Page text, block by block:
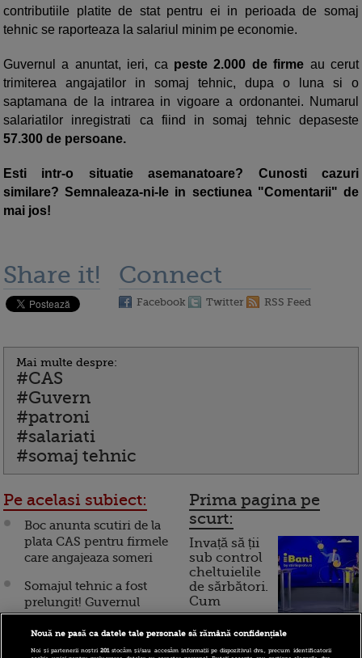
contributiile platite de stat pentru ei in perioada de somaj
tehnic se raporteaza la salariul minim pe economie.
Guvernul a anuntat, ieri, ca peste 2.000 de firme au cerut
trimiterea angajatilor in somaj tehnic, dupa o luna si o
saptamana de la intrarea in vigoare a ordonantei. Numarul
salariatilor inregistrati ca fiind in somaj tehnic depaseste
57.300 de persoane.
Esti intr-o situatie asemanatoare? Cunosti cazuri
similare? Semnaleaza-ni-le in sectiunea "Comentarii" de
mai jos!
Share it! Connect
Facebook Twitter RSS Feed
Mai multe despre:
#CAS
#Guvern
#patroni
#salariati
#somaj tehnic
Pe acelasi subiect:
Boc anunta scutiri de la
plata CAS pentru firmele
care angajeaza someri
Somajul tehnic a fost
prelungit! Guvernul
plateste contributiile
pentru 3 luni
Prima pagina pe
scurt:
Invață să ții
sub control
cheltuielile
de sărbători.
Cum
funcționează cardul de
cumpărături
Nouă ne pasă ca datele tale personale să rămână confidențiale
Noi și partenerii noștri201stocăm și/sau accesăm informații pe dispozitivul dvs., precum identificatorii